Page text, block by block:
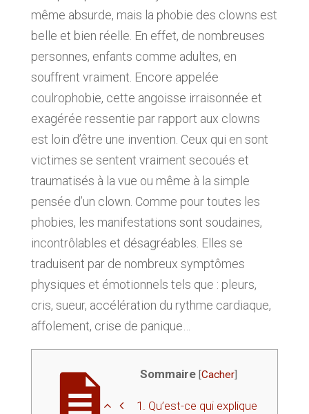
même absurde, mais la phobie des clowns est
belle et bien réelle. En effet, de nombreuses
personnes, enfants comme adultes, en
souffrent vraiment. Encore appelée
coulrophobie, cette angoisse irraisonnée et
exagérée ressentie par rapport aux clowns
est loin d’être une invention. Ceux qui en sont
victimes se sentent vraiment secoués et
traumatisés à la vue ou même à la simple
pensée d’un clown. Comme pour toutes les
phobies, les manifestations sont soudaines,
incontrôlables et désagréables. Elles se
traduisent par de nombreux symptômes
physiques et émotionnels tels que : pleurs,
cris, sueur, accélération du rythme cardiaque,
affolement, crise de panique…
Sommaire [Cacher]
1. Qu’est-ce qui explique